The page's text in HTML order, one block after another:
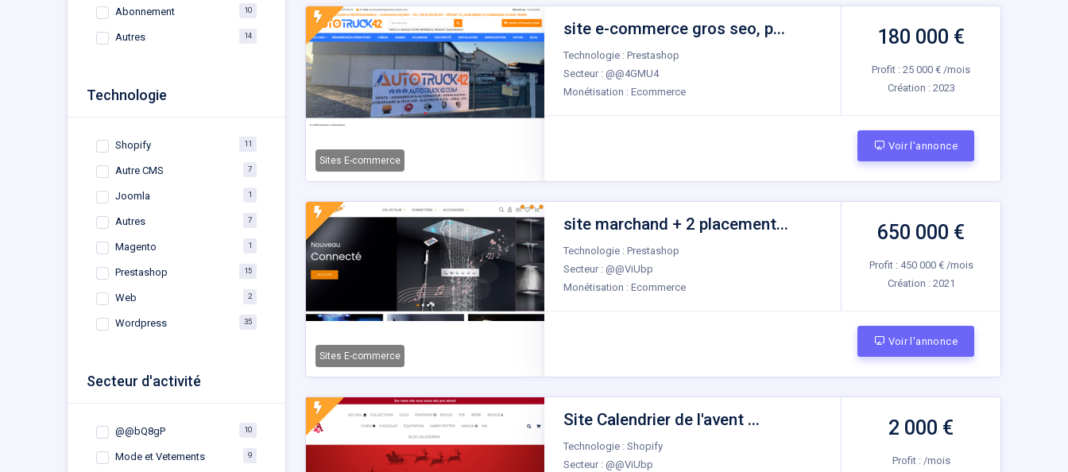
Abonnement 10
Autres 14
Technologie
Shopify 11
Autre CMS 7
Joomla 1
Autres 7
Magento 1
Prestashop 15
Web 2
Wordpress 35
Secteur d'activité
@@bQ8gP 10
Mode et Vetements 9
Sites E-commerce
site e-commerce gros seo, p...
Technologie : Prestashop
Secteur : @@4GMU4
Monétisation : Ecommerce
180 000 €
Profit : 25 000 € /mois
Création : 2023
Voir l'annonce
Sites E-commerce
site marchand + 2 placement...
Technologie : Prestashop
Secteur : @@ViUbp
Monétisation : Ecommerce
650 000 €
Profit : 450 000 € /mois
Création : 2021
Voir l'annonce
Site Calendrier de l'avent ...
Technologie : Shopify
Secteur : @@ViUbp
2 000 €
Profit : /mois